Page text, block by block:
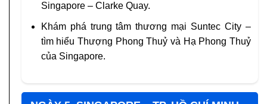
Singapore – Clarke Quay.
Khám phá trung tâm thương mại Suntec City –
tìm hiểu Thượng Phong Thuỷ và Hạ Phong Thuỷ
của Singapore.